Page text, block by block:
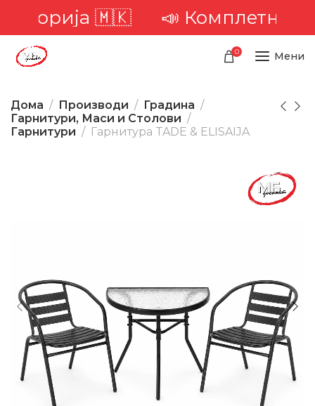
🇲🇰📣 Комплетна
0 Мени
Дома Производи
Градина
Гарнитури, Маси и Столови
Гарнитури
Гарнитура TADE & ELISAIJA